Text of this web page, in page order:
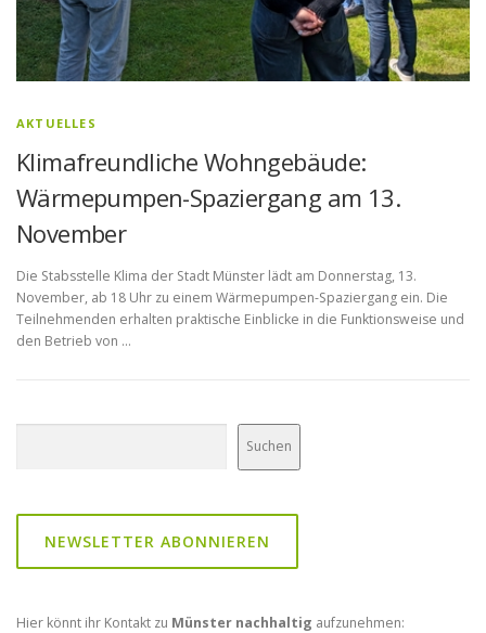
AKTUELLES
Klimafreundliche Wohngebäude:
Wärmepumpen-Spaziergang am 13.
November
Die Stabsstelle Klima der Stadt Münster lädt am Donnerstag, 13.
November, ab 18 Uhr zu einem Wärmepumpen-Spaziergang ein. Die
Teilnehmenden erhalten praktische Einblicke in die Funktionsweise und
den Betrieb von …
Suchen
NEWSLETTER ABONNIEREN
Hier könnt ihr Kontakt zu Münster nachhaltig aufzunehmen: